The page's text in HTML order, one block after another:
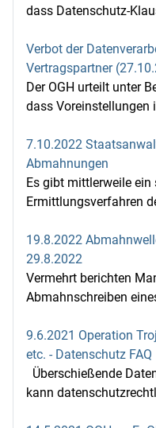
dass Datenschutz-
Verbot der
Vertragspartner
Der OGH urteilt unter
dass Voreinstellungen
7.10.2022
Abmahnungen
Es gibt mittlerweile
Ermittlungsverfahren
19.8.2022
29.8.2022
Vermehrt berichten
Abmahnschreiben
9.6.2021 Operation
etc. - Datenschutz FAQ
Überschießende
kann